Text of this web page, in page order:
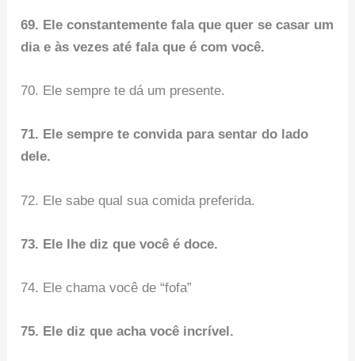
69. Ele constantemente fala que quer se casar um
dia e às vezes até fala que é com você.
70. Ele sempre te dá um presente.
71. Ele sempre te convida para sentar do lado
dele.
72. Ele sabe qual sua comida preferida.
73. Ele lhe diz que você é doce.
74. Ele chama você de “fofa”
75. Ele diz que acha você incrível.